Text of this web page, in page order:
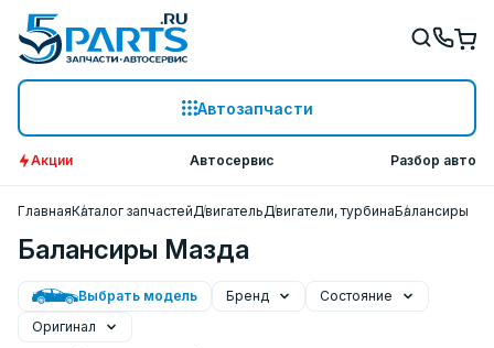
Автозапчасти
Акции Автосервис Разбор авто
ГлавнаяКаталог запчастейДвигательДвигатели, турбинаБалансиры
Балансиры Мазда
Выбрать модель Бренд
Состояние
Оригинал